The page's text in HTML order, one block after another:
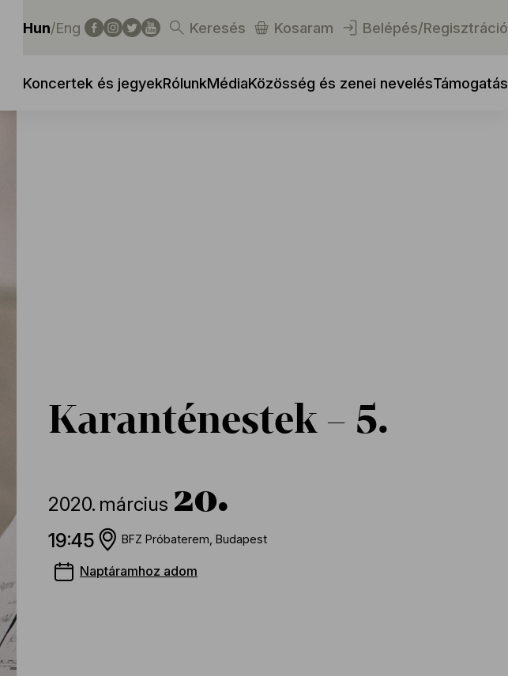
Hun/Eng Keresés Kosaram Belépés/Regisztráció
Koncertek és jegyekRólunkMédiaKözösség és zenei nevelésTámogatás
Karanténestek – 5.
2020. március 20
19:45 BFZ Próbaterem, Budapest
Naptáramhoz adom